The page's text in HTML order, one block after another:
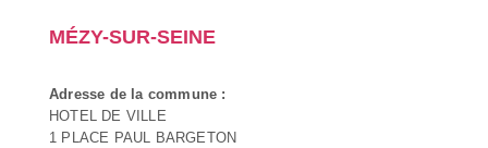
MÉZY-SUR-SEINE
Adresse de la commune :
HOTEL DE VILLE
1 PLACE PAUL BARGETON